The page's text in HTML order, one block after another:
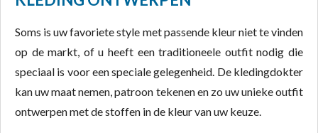
Soms is uw favoriete style met passende kleur niet te vinden
op de markt, of u heeft een traditioneele outfit nodig die
speciaal is voor een speciale gelegenheid. De kledingdokter
kan uw maat nemen, patroon tekenen en zo uw unieke outfit
ontwerpen met de stoffen in de kleur van uw keuze.